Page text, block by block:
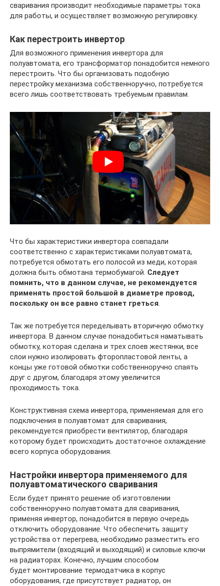
сваривания производит необходимые параметры тока
для работы, и осуществляет возможную регулировку.
Как перестроить инвертор
Для возможного применения инвертора для
полуавтомата, его трансформатор понадобится немного
перестроить. Что бы организовать подобную
перестройку механизма собственноручно, потребуется
всего лишь соответствовать требуемым правилам.
Что бы характеристики инвертора совпадали
соответственно с характеристиками полуавтомата,
потребуется обмотать его полосой из меди, которая
должна быть обмотана термобумагой. Следует
помнить, что в данном случае, не рекомендуется
применять простой большой в диаметре провод,
поскольку он все равно станет греться.
Так же потребуется переделывать вторичную обмотку
инвертора. В данном случае понадобиться наматывать
обмотку, которая сделана и трех слоев жестянки, все
слои нужно изолировать фторопластовой ленты, а
концы уже готовой обмотки собственноручно спаять
друг с другом, благодаря этому увеличится
проходимость тока.
Конструктивная схема инвертора, применяемая для его
подключения в полуавтомат для сваривания,
рекомендуется приобрести вентилятор, благодаря
которому будет происходить достаточное охлаждение
всего корпуса оборудования.
Настройки инвертора применяемого для
полуавтоматического сваривания
Если будет принято решение об изготовлении
собственноручно полуавтомата для сваривания,
применяя инвертор, понадобится в первую очередь
отключить оборудование. Что обеспечить защиту
устройства от перегрева, необходимо разместить его
выпрямители (входящий и выходящий) и силовые ключи
на радиаторах. Конечно, лучшим способом
будет монтирование термодатчика в корпус
оборудования, где присутствует радиатор, он